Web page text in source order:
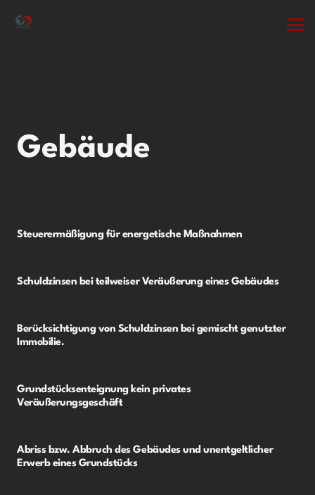
Gebäude
Steuerermäßigung für energetische Maßnahmen
Schuldzinsen bei teilweiser Veräußerung eines Gebäudes
Berücksichtigung von Schuldzinsen bei gemischt genutzter
Immobilie.
Grundstücksenteignung kein privates
Veräußerungsgeschäft
Abriss bzw. Abbruch des Gebäudes und unentgeltlicher
Erwerb eines Grundstücks